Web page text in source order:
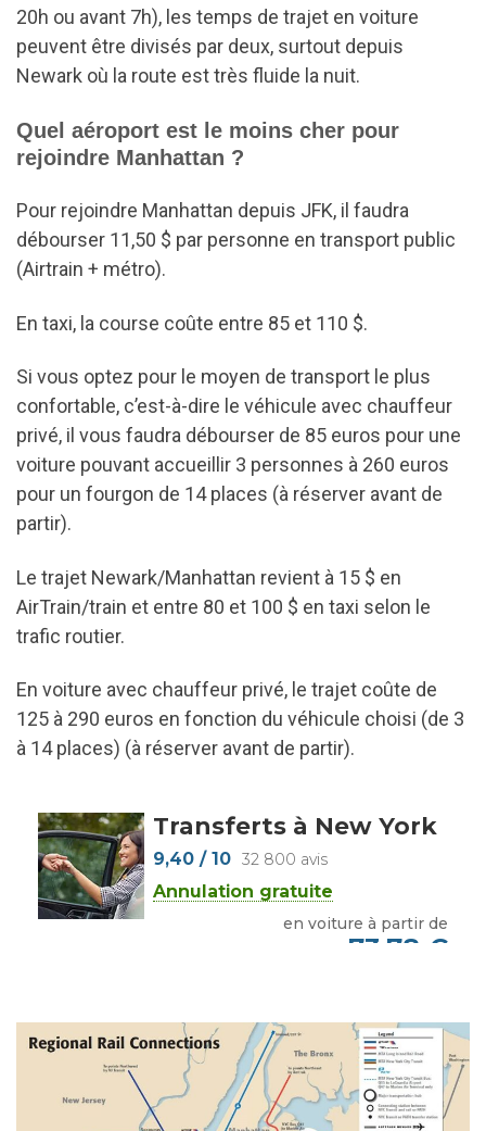
20h ou avant 7h), les temps de trajet en voiture
peuvent être divisés par deux, surtout depuis
Newark où la route est très fluide la nuit.
Quel aéroport est le moins cher pour
rejoindre Manhattan ?
Pour rejoindre Manhattan depuis JFK, il faudra
débourser 11,50 $ par personne en transport public
(Airtrain + métro).
En taxi, la course coûte entre 85 et 110 $.
Si vous optez pour le moyen de transport le plus
confortable, c’est-à-dire le véhicule avec chauffeur
privé, il vous faudra débourser de 85 euros pour une
voiture pouvant accueillir 3 personnes à 260 euros
pour un fourgon de 14 places (à réserver avant de
partir).
Le trajet Newark/Manhattan revient à 15 $ en
AirTrain/train et entre 80 et 100 $ en taxi selon le
trafic routier.
En voiture avec chauffeur privé, le trajet coûte de
125 à 290 euros en fonction du véhicule choisi (de 3
à 14 places) (à réserver avant de partir).